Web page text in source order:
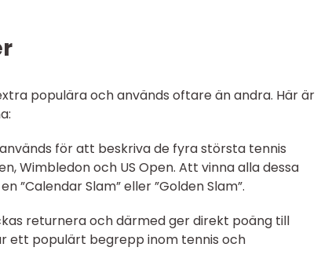
populära och används oftare än andra. Här är
för att beskriva de fyra största tennis
Wimbledon och US Open. Att vinna alla dessa
Slam” eller ”Golden Slam”.
returnera och därmed ger direkt poäng till
ett populärt begrepp inom tennis och